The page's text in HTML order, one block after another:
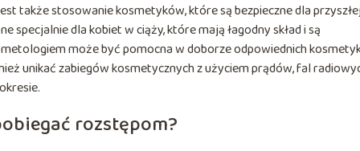
także stosowanie kosmetyków, które są bezpieczne dla
dla kobiet w ciąży, które mają łagodny skład i są
może być pomocna w doborze odpowiednich
unikać zabiegów kosmetycznych z użyciem prądów, fal
rozstępom?